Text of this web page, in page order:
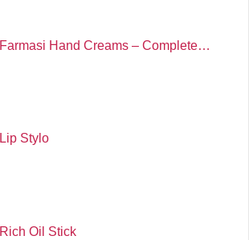
Farmasi Hand Creams – Complete…
Lip Stylo
Rich Oil Stick